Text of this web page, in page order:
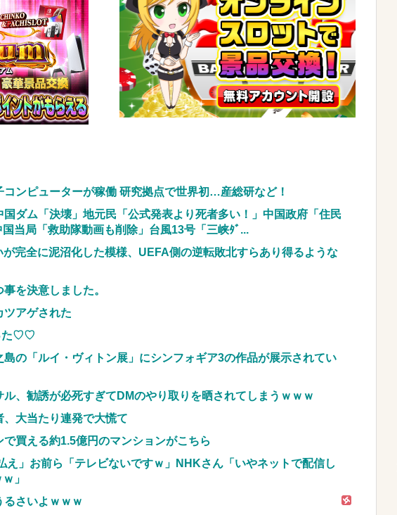
ｗｗ NEW!
れたパチンコが判明！機種はe無職転生で台数は12500台！ NEW!
オフ会の光景、レベチw w w w w w w w w w w NEW!
口達也さん、チェンソーで竹を切るだけで600万再生を突破してし
うのでいいんだよなw w w w w w w w NEW!
子さん、残酷な現実に気付いてしまった結果… NEW!
うさん、完全に聖人の顔へ←これw w w w w w w w NEW!
水)第44回帝王賞(JpnI) Part6 みんなの予想
た悲しい枠
RSS
コンピューターが稼働 研究拠点で世界初…産総研など！
ダム「決壊」地元民「公式発表より死者多い！」中国政府「住民
当局「救助隊動画も削除」台風13号「三峡ﾀﾞ...
完全に泥沼化した模様、UEFA側の逆転敗北すらあり得るような
を決意しました。
ツアゲされた
た♡♡
島の「ルイ・ヴィトン展」にシンフォギア3の作品が展示されてい
ル、勧誘が必死すぎてDMのやり取りを晒されてしまうｗｗｗ
、大当たり連発で大慌て
で買える約1.5億円のマンションがこちら
え」お前ら「テレビないですｗ」NHKさん「いやネットで配信し
」
さいよｗｗｗ